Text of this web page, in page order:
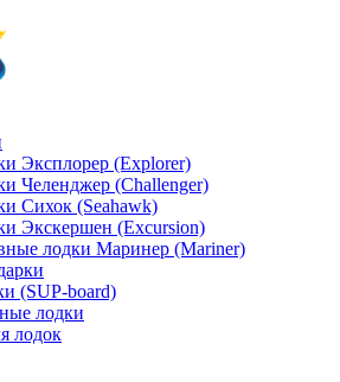
Эксплорер (Explorer)
Челенджер (Challenger)
Сихок (Seahawk)
Экскершен (Excursion)
лодки Маринер (Mariner)
(SUP-board)
лодки
лодок